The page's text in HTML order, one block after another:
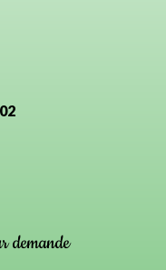
demande